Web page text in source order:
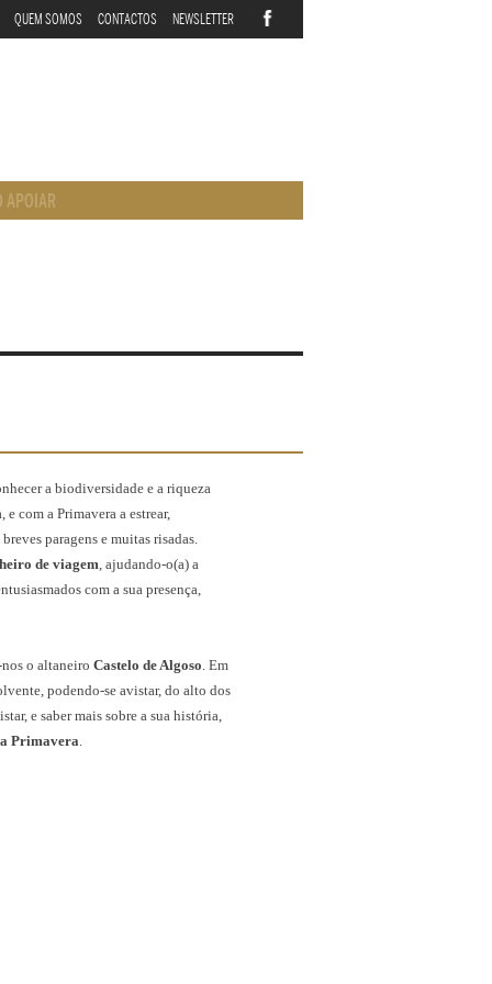
QUEM SOMOS CONTACTOS NEWSLETTER
APOIAR
a biodiversidade e a riqueza
com a Primavera a estrear,
paragens e muitas risadas.
de viagem, ajudando-o(a) a
com a sua presença,
nos o altaneiro Castelo de Algoso. Em
podendo-se avistar, do alto dos
e saber mais sobre a sua história,
Primavera.